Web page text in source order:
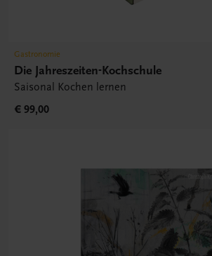
Gastronomie
Die Jahreszeiten-Kochschule
Saisonal Kochen lernen
€ 99,00